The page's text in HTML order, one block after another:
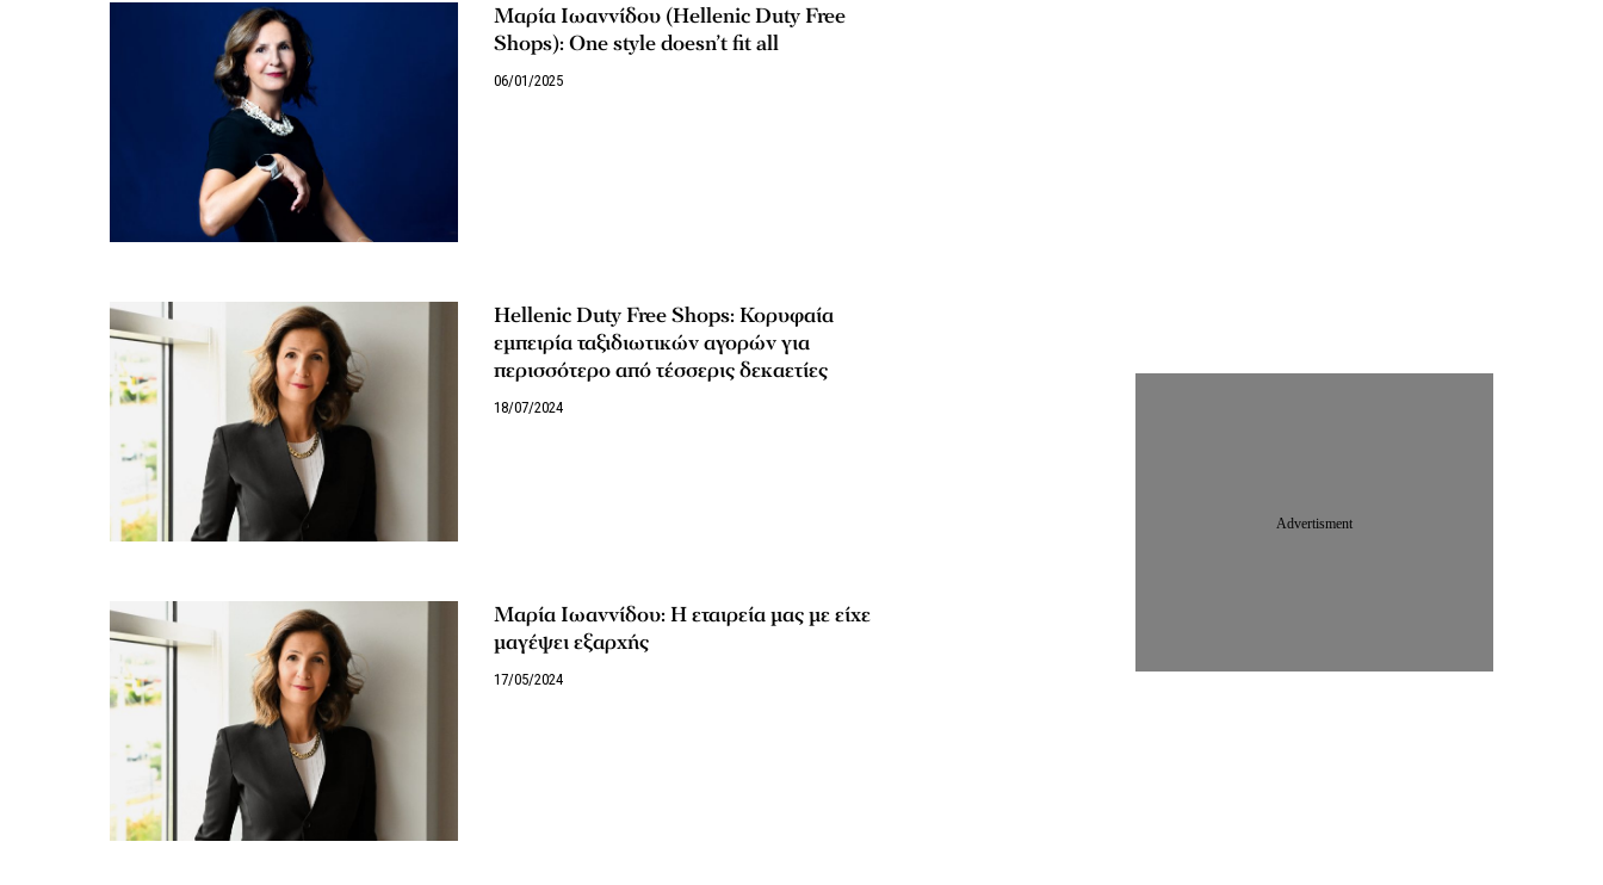
Mαρία Ιωαννίδου (Hellenic Duty Free
Shops): One style doesn’t fit all
06/01/2025
Hellenic Duty Free Shops: Κορυφαία
εμπειρία ταξιδιωτικών αγορών για
περισσότερο από τέσσερις δεκαετίες
18/07/2024
Μαρία Ιωαννίδου: H εταιρεία μας με είχε
μαγέψει εξαρχής
17/05/2024